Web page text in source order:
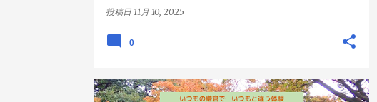
投稿日 11月 10, 2025
0